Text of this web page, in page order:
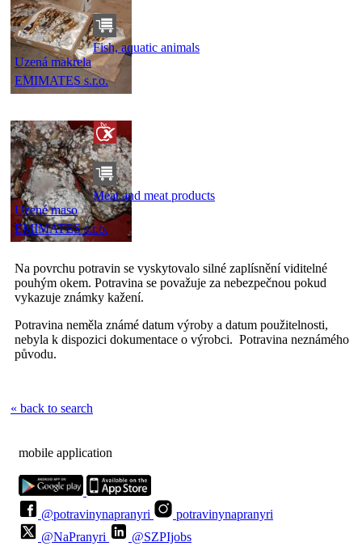
Fish, aquatic animals
Uzená makrela
EMIMATES s.r.o.
Meat and meat products
Uzené maso
EMIMATES s.r.o.
Na povrchu potravin se vyskytovalo silné zaplísnění viditelné
pouhým okem. Potravina se považuje za nebezpečnou pokud
vykazuje známky kažení.
Potravina neměla známé datum výroby a datum použitelnosti,
nebyla k dispozici dokumentace o výrobci. Potravina neznámého
původu.
« back to search
mobile application
@potravinynapranyri
potravinynapranyri
@NaPranyri
@SZPIjobs